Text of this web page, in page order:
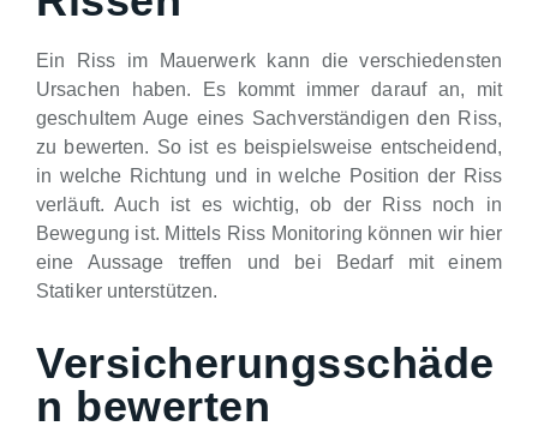
Ein Riss im Mauerwerk kann die verschiedensten
Ursachen haben. Es kommt immer darauf an, mit
geschultem Auge eines Sachverständigen den Riss,
zu bewerten. So ist es beispielsweise entscheidend,
in welche Richtung und in welche Position der Riss
verläuft. Auch ist es wichtig, ob der Riss noch in
Bewegung ist. Mittels Riss Monitoring können wir hier
eine Aussage treffen und bei Bedarf mit einem
Statiker unterstützen.
Versicherungsschäde
n bewerten